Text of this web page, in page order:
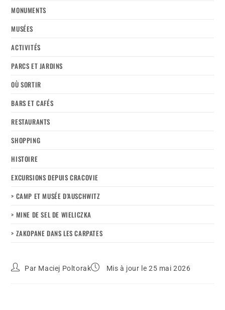
MONUMENTS
MUSÉES
ACTIVITÉS
PARCS ET JARDINS
OÙ SORTIR
BARS ET CAFÉS
RESTAURANTS
SHOPPING
HISTOIRE
EXCURSIONS DEPUIS CRACOVIE
> CAMP ET MUSÉE D’AUSCHWITZ
> MINE DE SEL DE WIELICZKA
> ZAKOPANE DANS LES CARPATES
Par Maciej Poltorak Mis à jour le 25 mai 2026